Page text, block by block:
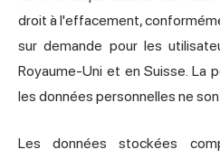
droit à l'effacement,
sur demande pour les
Royaume-Uni et en Suisse. La
les données personnelles ne
Les données stockées